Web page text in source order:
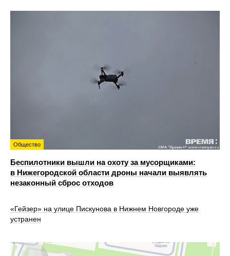
Общество
Беспилотники вышли на охоту за мусорщиками:
в Нижегородской области дроны начали выявлять
незаконный сброс отходов
«Гейзер» на улице Пискунова в Нижнем Новгороде уже
устранен